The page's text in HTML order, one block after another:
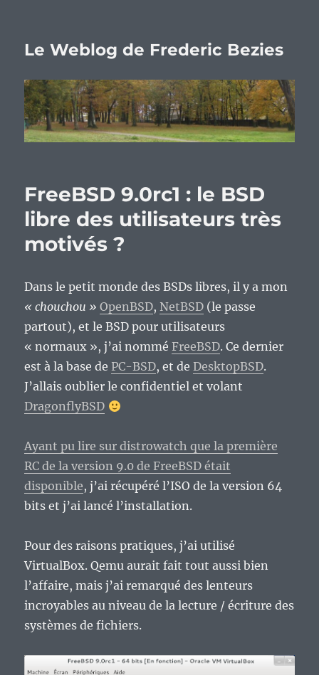
Le Weblog de Frederic Bezies
FreeBSD 9.0rc1 : le BSD
libre des utilisateurs très
motivés ?
Dans le petit monde des BSDs libres, il y a mon
« chouchou » OpenBSD, NetBSD (le passe
partout), et le BSD pour utilisateurs
« normaux », j’ai nomméFreeBSD. Ce dernier
est à la base de PC-BSD, et deDesktopBSD.
J’allais oublier le confidentiel et volant
DragonflyBSD
Ayant pu lire sur distrowatch que la première
RC de la version 9.0 de FreeBSD était
disponible, j’ai récupéré l’ISO de la version 64
bits et j’ai lancé l’installation.
Pour des raisons pratiques, j’ai utilisé
VirtualBox. Qemu aurait fait tout aussi bien
l’affaire, mais j’ai remarqué des lenteurs
incroyables au niveau de la lecture / écriture des
systèmes de fichiers.